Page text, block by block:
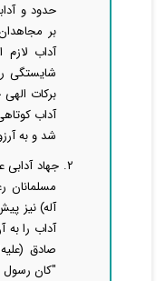
حدود و
بر
آداب
شایستگی
برکات
آداب
شد و به
۲. جهاد
مسلمانان
آله) نیز
آداب را
صادق
"کان رسول